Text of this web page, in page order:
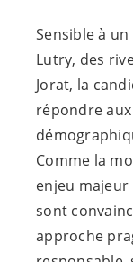
Sensible à
Lutry, des
Jorat, la
répondre
Comme la
enjeu
sont
approche